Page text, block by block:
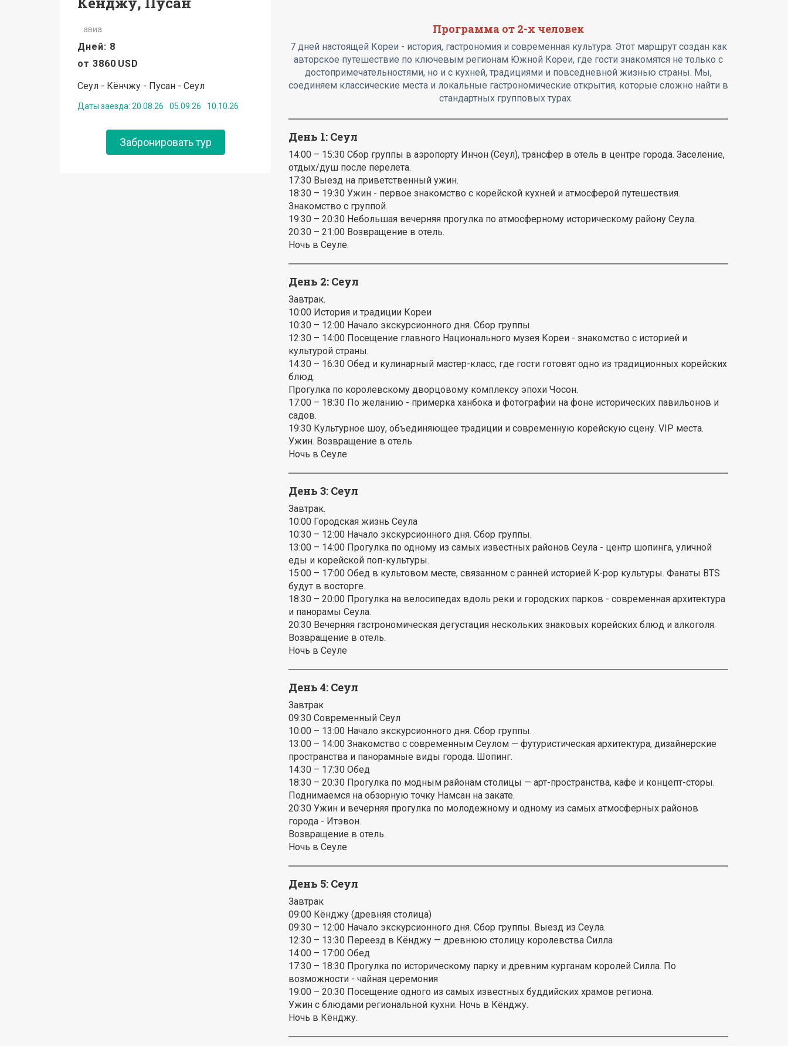
авиа
Дней: 8
от 3860 USD
Сеул - Кёнчжу - Пусан - Сеул
Даты заезда: 20.08.26 05.09.26 10.10.26
Забронировать тур
Программа от 2-х человек
7 дней настоящей Кореи - история, гастрономия и современная культура. Этот маршрут создан как
авторское путешествие по ключевым регионам Южной Кореи, где гости знакомятся не только с
достопримечательностями, но и с кухней, традициями и повседневной жизнью страны. Мы,
соединяем классические места и локальные гастрономические открытия, которые сложно найти в
стандартных групповых турах.
День 1: Сеул
14:00 – 15:30 Сбор группы в аэропорту Инчон (Сеул), трансфер в отель в центре города. Заселение,
отдых/душ после перелета.
17:30 Выезд на приветственный ужин.
18:30 – 19:30 Ужин - первое знакомство с корейской кухней и атмосферой путешествия.
Знакомство с группой.
19:30 – 20:30 Небольшая вечерняя прогулка по атмосферному историческому району Сеула.
20:30 – 21:00 Возвращение в отель.
Ночь в Сеуле.
День 2: Сеул
Завтрак.
10:00 История и традиции Кореи
10:30 – 12:00 Начало экскурсионного дня. Сбор группы.
12:30 – 14:00 Посещение главного Национального музея Кореи - знакомство с историей и
культурой страны.
14:30 – 16:30 Обед и кулинарный мастер-класс, где гости готовят одно из традиционных корейских
блюд.
Прогулка по королевскому дворцовому комплексу эпохи Чосон.
17:00 – 18:30 По желанию - примерка ханбока и фотографии на фоне исторических павильонов и
садов.
19:30 Культурное шоу, объединяющее традиции и современную корейскую сцену. VIP места.
Ужин. Возвращение в отель.
Ночь в Сеуле
День 3: Сеул
Завтрак.
10:00 Городская жизнь Сеула
10:30 – 12:00 Начало экскурсионного дня. Сбор группы.
13:00 – 14:00 Прогулка по одному из самых известных районов Сеула - центр шопинга, уличной
еды и корейской поп-культуры.
15:00 – 17:00 Обед в культовом месте, связанном с ранней историей K-pop культуры. Фанаты BTS
будут в восторге.
18:30 – 20:00 Прогулка на велосипедах вдоль реки и городских парков - современная архитектура
и панорамы Сеула.
20:30 Вечерняя гастрономическая дегустация нескольких знаковых корейских блюд и алкоголя.
Возвращение в отель.
Ночь в Сеуле
День 4: Сеул
Завтрак
09:30 Современный Сеул
10:00 – 13:00 Начало экскурсионного дня. Сбор группы.
13:00 – 14:00 Знакомство с современным Сеулом — футуристическая архитектура, дизайнерские
пространства и панорамные виды города. Шопинг.
14:30 – 17:30 Обед
18:30 – 20:30 Прогулка по модным районам столицы — арт-пространства, кафе и концепт-сторы.
Поднимаемся на обзорную точку Намсан на закате.
20:30 Ужин и вечерняя прогулка по молодежному и одному из самых атмосферных районов
города - Итэвон.
Возвращение в отель.
Ночь в Сеуле
День 5: Сеул
Завтрак
09:00 Кёнджу (древняя столица)
09:30 – 12:00 Начало экскурсионного дня. Сбор группы. Выезд из Сеула.
12:30 – 13:30 Переезд в Кёнджу — древнюю столицу королевства Силла
14:00 – 17:00 Обед
17:30 – 18:30 Прогулка по историческому парку и древним курганам королей Силла. По
возможности - чайная церемония
19:00 – 20:30 Посещение одного из самых известных буддийских храмов региона.
Ужин с блюдами региональной кухни. Ночь в Кёнджу.
Ночь в Кёнджу.